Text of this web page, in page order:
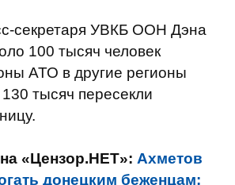
секретаря УВКБ ООН Дэна
100 тысяч человек
АТО в другие регионы
тысяч пересекли
«Цензор.НЕТ»: Ахметов
донецким беженцам: